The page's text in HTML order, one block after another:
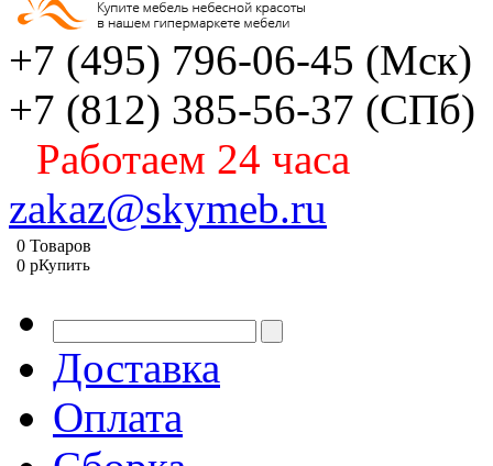
+7 (495) 796-06-45 (Мск)
+7 (812) 385-56-37 (СПб)
Работаем 24 часа
zakaz@skymeb.ru
0 Товаров
0 pКупить
Доставка
Оплата